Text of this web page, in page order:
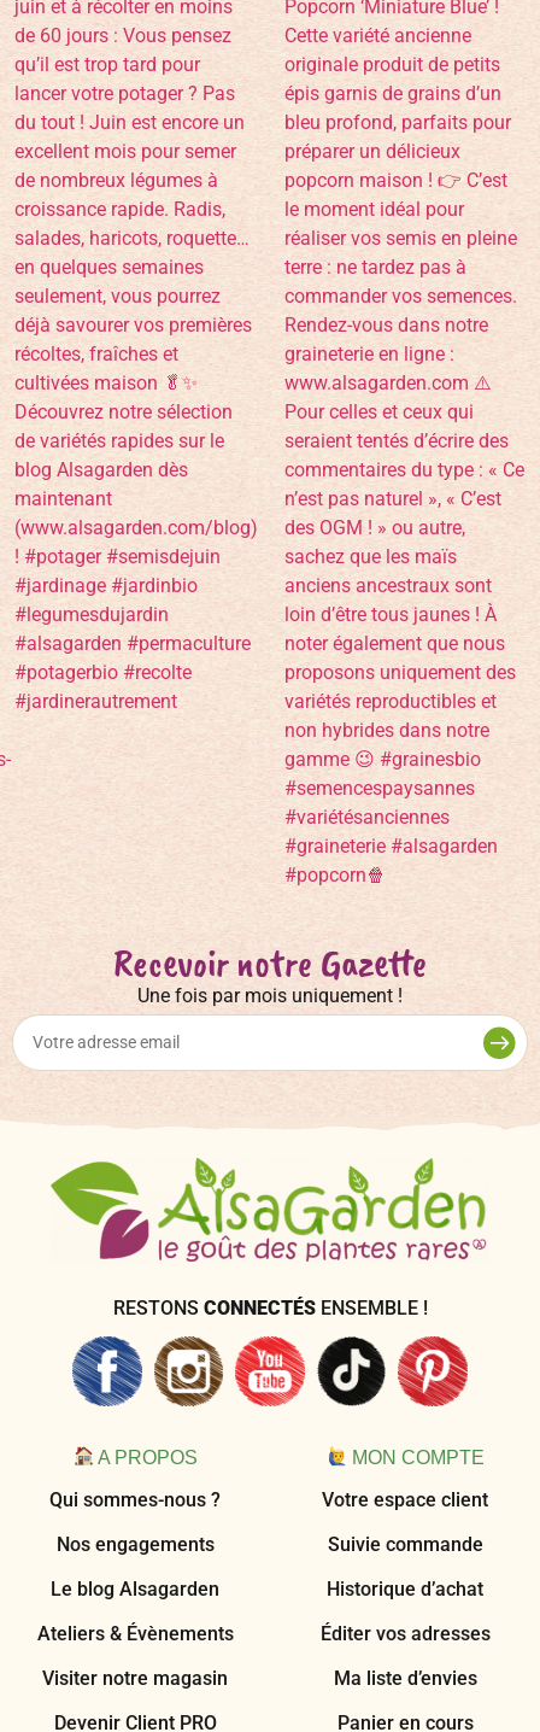
Recevoir notre Gazette
Une fois par mois uniquement !
RESTONS CONNECTÉS ENSEMBLE !
A PROPOS
Qui sommes-nous ?
Nos engagements
Le blog Alsagarden
Ateliers & Évènements
Visiter notre magasin
Devenir Client PRO
MON COMPTE
Votre espace client
Suivie commande
Historique d’achat
Éditer vos adresses
Ma liste d’envies
Panier en cours